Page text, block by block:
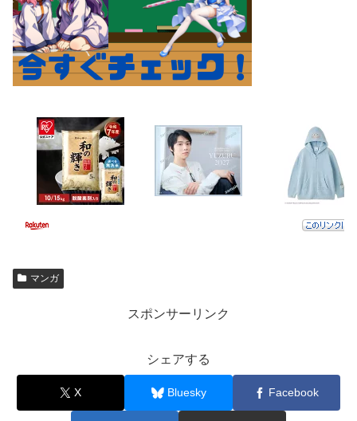
マンガ
スポンサーリンク
シェアする
X Bluesky Facebook